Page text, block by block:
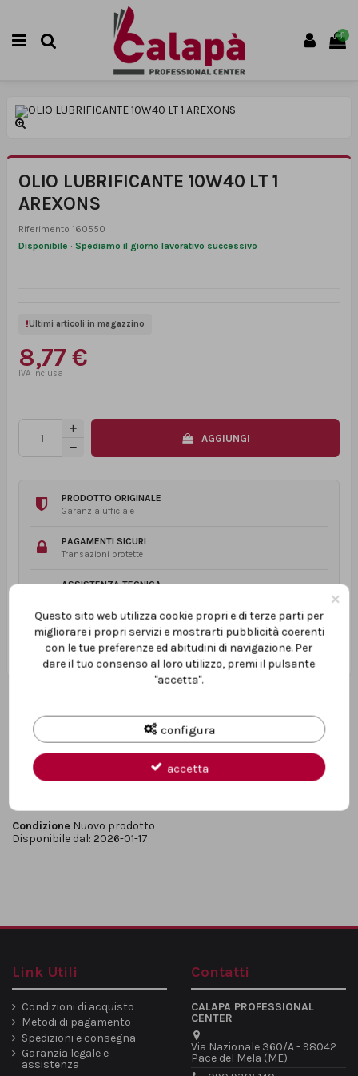
0
OLIO LUBRIFICANTE 10W40 LT 1
AREXONS
Riferimento 160550
Disponibile · Spediamo il giorno lavorativo successivo
Ultimi articoli in magazzino
8,77 €
AGGIUNGI
PRODOTTO ORIGINALE
Garanzia ufficiale
PAGAMENTI SICURI
Transazioni protette
ASSISTENZA TECNICA
Dettagli del prodotto
Condizione Nuovo prodotto
Disponibile dal: 2026-01-17
Link Utili
Condizioni di acquisto
Metodi di pagamento
Spedizioni e consegna
Garanzia legale e
assistenza
Contatti
CALAPA PROFESSIONAL
CENTER
Via Nazionale 360/A - 98042
Pace del Mela (ME)
×
Questo sito web utilizza cookie propri e di terze parti per
migliorare i propri servizi e mostrarti pubblicità coerenti
con le tue preferenze ed abitudini di navigazione. Per
dare il tuo consenso al loro utilizzo, premi il pulsante
"accetta".
configura
accetta